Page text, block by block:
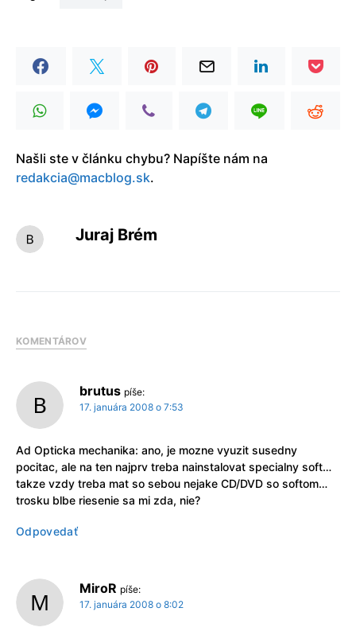
Našli ste v článku chybu? Napíšte nám na
redakcia@macblog.sk.
Juraj Brém
KOMENTÁROV
brutus píše:
17. januára 2008 o 7:53
Ad Opticka mechanika: ano, je mozne vyuzit susedny
pocitac, ale na ten najprv treba nainstalovat specialny soft…
takze vzdy treba mat so sebou nejake CD/DVD so softom…
trosku blbe riesenie sa mi zda, nie?
Odpovedať
MiroR píše:
17. januára 2008 o 8:02